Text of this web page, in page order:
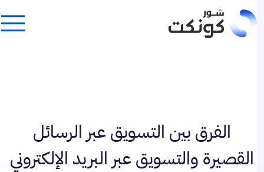
الفرق بين التسويق عبر الرسائل
القصيرة والتسويق عبر البريد الإلكتروني